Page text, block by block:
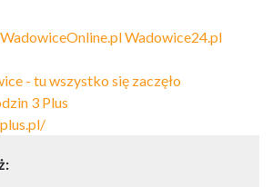
WadowiceOnline.plWadowice24.pl
- tu wszystko się zaczęło
3 Plus